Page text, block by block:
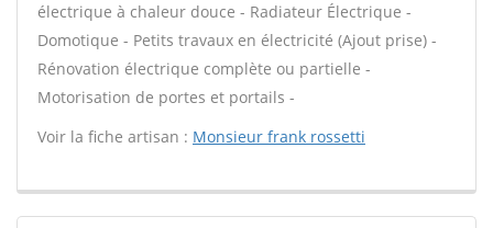
électrique à chaleur douce - Radiateur Électrique -
Domotique - Petits travaux en électricité (Ajout prise) -
Rénovation électrique complète ou partielle -
Motorisation de portes et portails -
Voir la fiche artisan : Monsieur frank rossetti